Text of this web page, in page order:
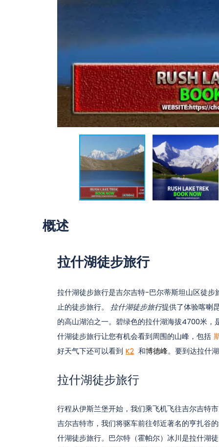
概述
拉什湖徒步旅行
拉什湖徒步旅行是吉尔吉特-巴尔蒂斯坦山区徒
止的徒步旅行。 拉什湖徒步旅行提供了体验喀喇
的高山湖泊之一。碧绿色的拉什湖海拔4700米
什湖徒步旅行让您有机会看到周围的山峰，包括
好天气下还可以看到 K2 和博德峰。要到达拉什
拉什湖徒步旅行
行程从伊斯兰堡开始，我们乘飞机飞往吉尔吉特
吉尔吉特市，我们将驱车前往邻近著名的亨扎谷
什湖徒步旅行。巴尔特（霍帕尔）冰川是拉什湖